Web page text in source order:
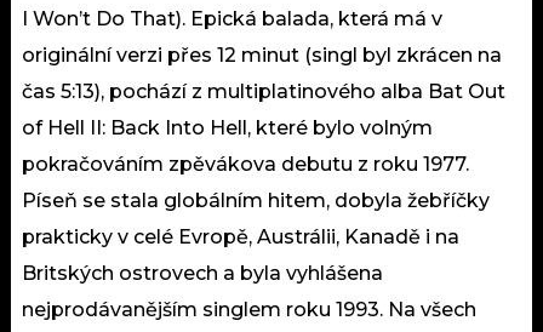
I Won’t Do That). Epická balada, která má v
originální verzi přes 12 minut (singl byl zkrácen na
čas 5:13), pochází z multiplatinového alba Bat Out
of Hell II: Back Into Hell, které bylo volným
pokračováním zpěvákova debutu z roku 1977.
Píseň se stala globálním hitem, dobyla žebříčky
prakticky v celé Evropě, Austrálii, Kanadě i na
Britských ostrovech a byla vyhlášena
nejprodávanějším singlem roku 1993. Na všech